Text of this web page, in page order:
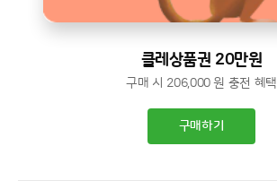
클레상품권 20만원
구매 시 206,000 원 충전 혜택
구매하기